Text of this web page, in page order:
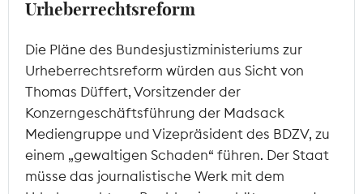
Urheberrechtsreform
Die Pläne des Bundesjustizministeriums zur
Urheberrechtsreform würden aus Sicht von
Thomas Düffert, Vorsitzender der
Konzerngeschäftsführung der Madsack
Mediengruppe und Vizepräsident des BDZV, zu
einem „gewaltigen Schaden“ führen. Der Staat
müsse das journalistische Werk mit dem